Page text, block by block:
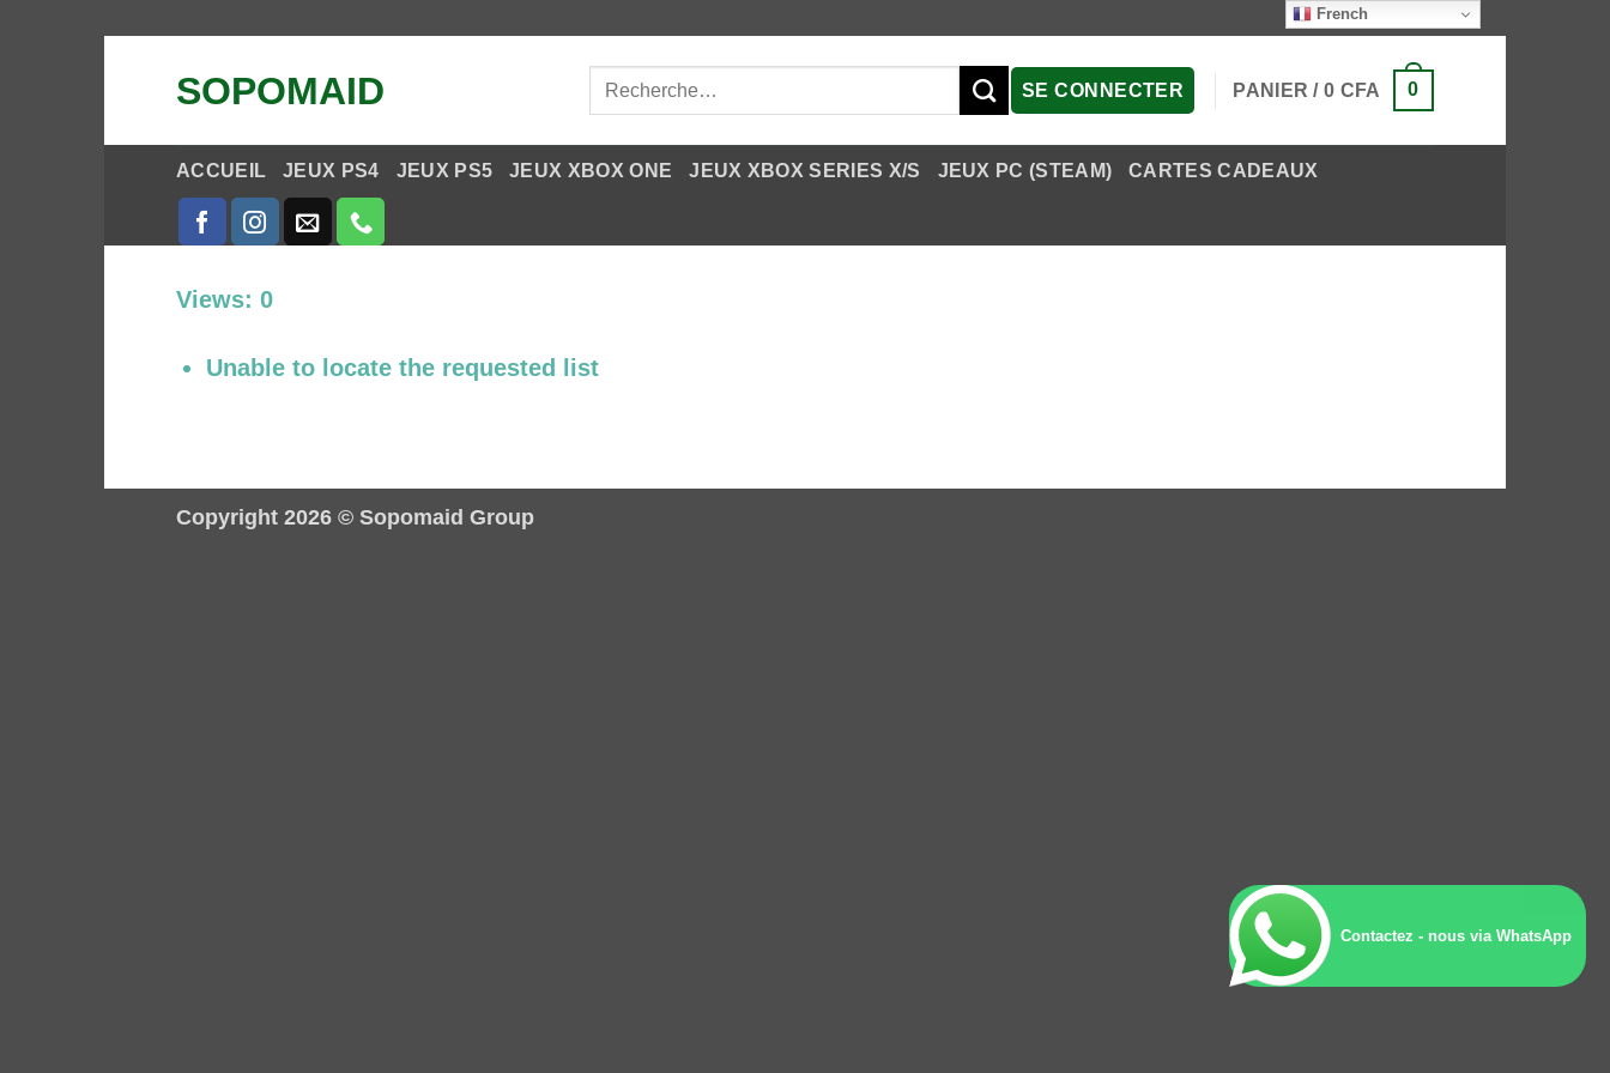
SOPOMAID
Recherche
SE CONNECTER PANIER /0 CFA 0
ACCUEIL JEUX PS4 JEUX PS5 JEUX XBOX ONE JEUX XBOX SERIES X/S JEUX PC (STEAM) CARTES CADEAUX
Views: 0
Unable to locate the requested list
Copyright 2026 © Sopomaid Group
French
Contactez - nous via WhatsApp